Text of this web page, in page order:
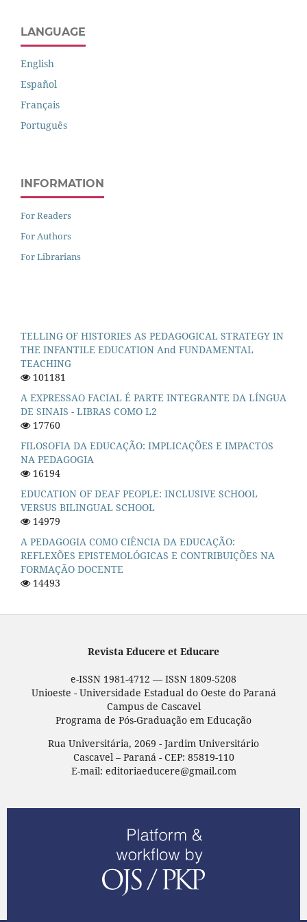
LANGUAGE
English
Español
Français
Português
INFORMATION
For Readers
For Authors
For Librarians
TELLING OF HISTORIES AS PEDAGOGICAL STRATEGY IN
THE INFANTILE EDUCATION And FUNDAMENTAL
TEACHING
101181
A EXPRESSAO FACIAL É PARTE INTEGRANTE DA LÍNGUA
DE SINAIS - LIBRAS COMO L2
17760
FILOSOFIA DA EDUCAÇÃO: IMPLICAÇÕES E IMPACTOS
NA PEDAGOGIA
16194
EDUCATION OF DEAF PEOPLE: INCLUSIVE SCHOOL
VERSUS BILINGUAL SCHOOL
14979
A PEDAGOGIA COMO CIÊNCIA DA EDUCAÇÃO:
REFLEXÕES EPISTEMOLÓGICAS E CONTRIBUIÇÕES NA
FORMAÇÃO DOCENTE
14493
Revista Educere et Educare
e-ISSN 1981-4712 — ISSN 1809-5208
Unioeste - Universidade Estadual do Oeste do Paraná
Campus de Cascavel
Programa de Pós-Graduação em Educação
Rua Universitária, 2069 - Jardim Universitário
Cascavel – Paraná - CEP: 85819-110
E-mail: editoriaeducere@gmail.com